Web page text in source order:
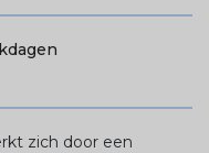
zich door een